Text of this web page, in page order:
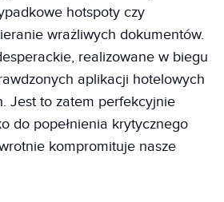
hotspoty czy
wrażliwych dokumentów.
realizowane w biegu
aplikacji hotelowych
Jest to zatem perfekcyjnie
do popełnienia krytycznego
kompromituje nasze